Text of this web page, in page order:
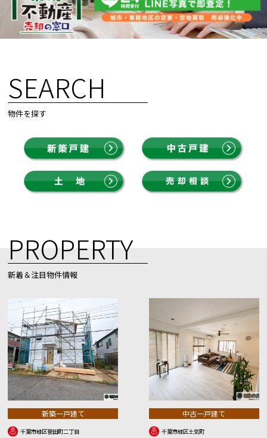
SEARCH
物件を探す
PROPERTY
新着＆注目物件情報
新築一戸建て
千葉市緑区誉田町二丁目
中古一戸建て
千葉市緑区土気町